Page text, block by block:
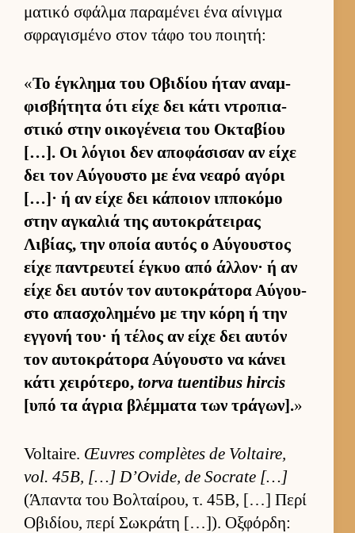
ματικό σφάλμα παραμένει ένα αί­νιγμα
σφραγισμένο στον τάφο του ποι­ητή:
«Το έγκλημα του Οβιδίου ήταν αναμ­
φισβήτητα ότι είχε δει κάτι ντροπια­
στικό στην οι­κογένεια του Οκταβίου
[…]. Οι λόγιοι δεν αποφάσισαν αν είχε
δει τον Αύ­γου­στο με ένα νεαρό αγόρι
[…]· ή αν είχε δει κάποιον ιπ­ποκόμο
στην αγκαλιά της αυ­τοκράτει­ρας
Λιβίας, την οποία αυ­τός ο Αύ­γου­στος
είχε παντρευ­τεί έγκυο από άλ­λον· ή αν
είχε δει αυ­τόν τον αυ­τοκράτορα Αύ­γου­
στο απασχολημένο με την κόρη ή την
εγ­γονή του· ή τέλος αν είχε δει αυ­τόν
τον αυ­τοκράτορα Αύ­γου­στο να κάνει
κάτι χει­ρότερο, torva tuentibus hircis
[υπό τα άγρια βλέμ­ματα των τράγων].»
Voltaire. Œuvres complètes de Voltaire,
vol. 45B, […] D’Ovide, de Socrate […]
(Άπαντα του Βολ­ταί­ρου, τ. 45Β, […] Περί
Οβιδίου, περί Σωκράτη […]). Οξ­φόρ­δη: